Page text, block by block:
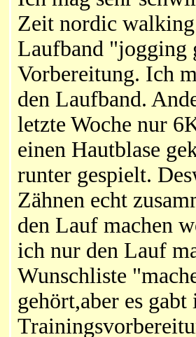
Zeit nordic
Laufband "jogging
Vorbereitung. Ich
den Laufband.
letzte Woche nur
einen Hautblase
runter gespielt.
Zähnen echt
den Lauf machen
ich nur den Lauf
Wunschliste
gehört,aber es